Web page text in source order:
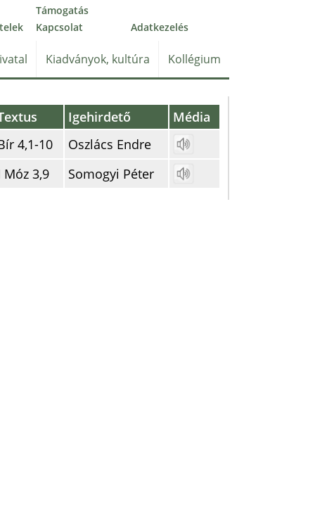
Támogatás
Kapcsolat Adatkezelés
Kiadványok, kultúra Kollégium
Igehirdető
Média
4,1-10
Oszlács Endre
Móz 3,9 Somogyi Péter